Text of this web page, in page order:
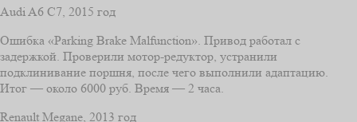
Audi A6 C7, 2015 год
Ошибка «Parking Brake Malfunction». Привод работал с
задержкой. Проверили мотор‑редуктор, устранили
подклинивание поршня, после чего выполнили адаптацию.
Итог — около 6000 руб. Время — 2 часа.
Renault Megane, 2013 год